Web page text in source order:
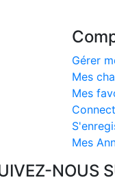
Gérer
Mes
Mes
Mes
NOUS